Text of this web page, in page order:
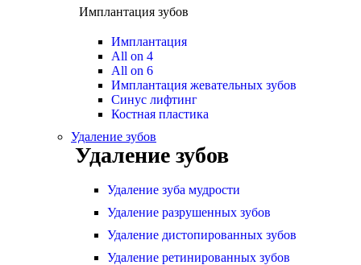
Имплантация зубов
Имплантация
All on 4
All on 6
Имплантация жевательных зубов
Синус лифтинг
Костная пластика
Удаление зубов
Удаление зубов
Удаление зуба мудрости
Удаление разрушенных зубов
Удаление дистопированных зубов
Удаление ретинированных зубов